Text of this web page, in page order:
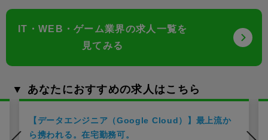
IT・WEB・ゲーム業界の求人一覧を
見てみる
▼ あなたにおすすめの求人はこちら
Cloud）】最上流か
【生成AIエンジニア】仕様駆
ダンアプリケーションを…